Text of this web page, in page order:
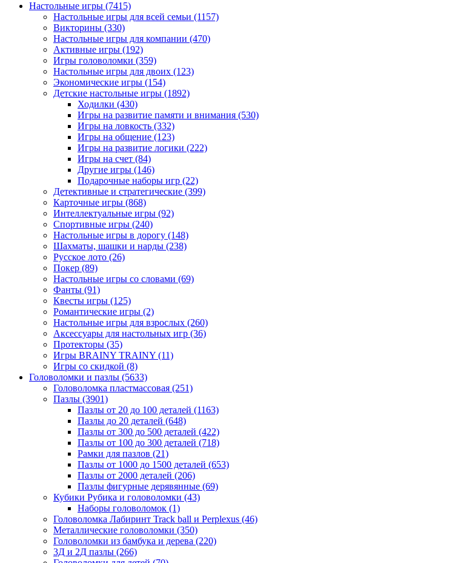
Настольные игры (7415)
Настольные игры для всей семьи (1157)
Викторины (330)
Настольные игры для компании (470)
Активные игры (192)
Игры головоломки (359)
Настольные игры для двоих (123)
Экономические игры (154)
Детские настольные игры (1892)
Ходилки (430)
Игры на развитие памяти и внимания (530)
Игры на ловкость (332)
Игры на общение (123)
Игры на развитие логики (222)
Игры на счет (84)
Другие игры (146)
Подарочные наборы игр (22)
Детективные и стратегические (399)
Карточные игры (868)
Интеллектуальные игры (92)
Спортивные игры (240)
Настольные игры в дорогу (148)
Шахматы, шашки и нарды (238)
Русское лото (26)
Покер (89)
Настольные игры со словами (69)
Фанты (91)
Квесты игры (125)
Романтические игры (2)
Настольные игры для взрослых (260)
Аксессуары для настольных игр (36)
Протекторы (35)
Игры BRAINY TRAINY (11)
Игры со скидкой (8)
Головоломки и пазлы (5633)
Головоломка пластмассовая (251)
Пазлы (3901)
Пазлы от 20 до 100 деталей (1163)
Пазлы до 20 деталей (648)
Пазлы от 300 до 500 деталей (422)
Пазлы от 100 до 300 деталей (718)
Рамки для пазлов (21)
Пазлы от 1000 до 1500 деталей (653)
Пазлы от 2000 деталей (206)
Пазлы фигурные дерявянные (69)
Кубики Рубика и головоломки (43)
Наборы головоломок (1)
Головоломка Лабиринт Track ball и Perplexus (46)
Металлические головоломки (350)
Головоломки из бамбука и дерева (220)
3Д и 2Д пазлы (266)